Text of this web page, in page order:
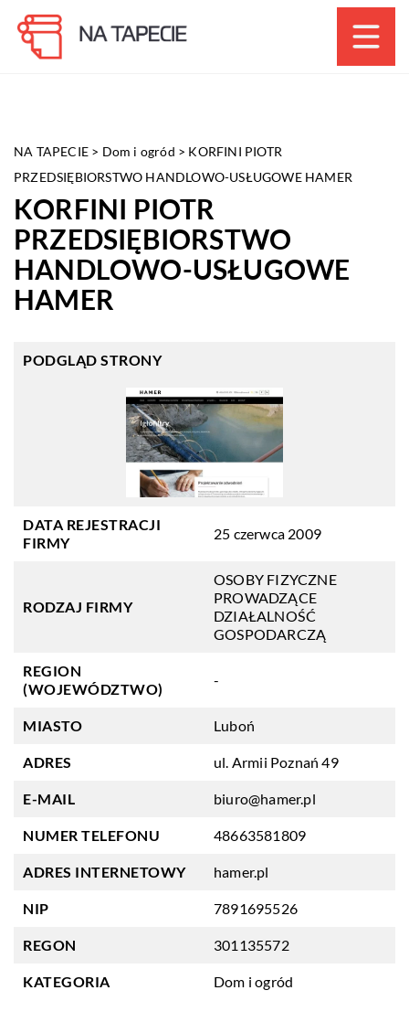
NA TAPECIE > Dom i ogród > KORFINI PIOTR
PRZEDSIĘBIORSTWO HANDLOWO-USŁUGOWE HAMER
KORFINI PIOTR
PRZEDSIĘBIORSTWO
HANDLOWO-USŁUGOWE
HAMER
PODGLĄD STRONY
DATA REJESTRACJI
FIRMY
25 czerwca 2009
RODZAJ FIRMY
OSOBY FIZYCZNE
PROWADZĄCE
DZIAŁALNOŚĆ
GOSPODARCZĄ
REGION
(WOJEWÓDZTWO)
-
MIASTO Luboń
ADRES ul. Armii Poznań 49
E-MAIL biuro@hamer.pl
NUMER TELEFONU 48663581809
ADRES INTERNETOWY hamer.pl
NIP 7891695526
REGON 301135572
KATEGORIA Dom i ogród